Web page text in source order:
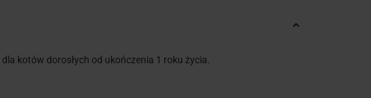
kotów dorosłych od ukończenia 1 roku życia.